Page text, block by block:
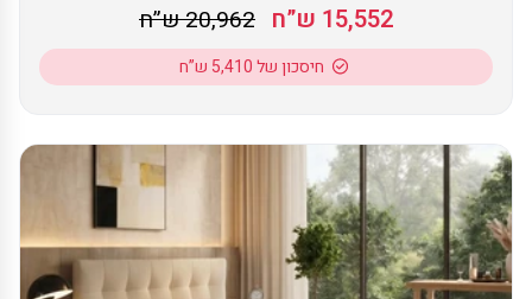
15,552 ש”ח 20,962 ש”ח
חיסכון של 5,410 ש”ח